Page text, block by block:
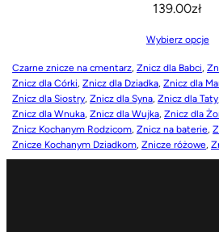
139.00zł
Wybierz opcje
Czarne znicze na cmentarz, Znicz dla Babci,
Znicz dla Córki, Znicz dla Dziadka, Znicz dla
Znicz dla Siostry, Znicz dla Syna, Znicz dla Taty
Znicz dla Wnuka, Znicz dla Wujka, Znicz dla
Znicz Kochanym Rodzicom, Znicz na baterie,
Znicze Kochanym Dziadkom, Znicze różowe,